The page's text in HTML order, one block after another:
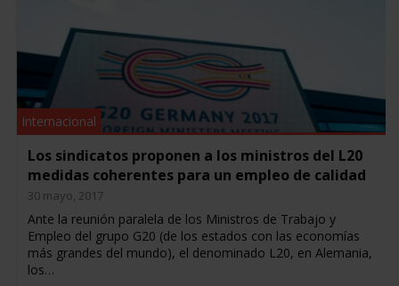
Internacional
Los sindicatos proponen a los ministros del L20
medidas coherentes para un empleo de calidad
30 mayo, 2017
Ante la reunión paralela de los Ministros de Trabajo y
Empleo del grupo G20 (de los estados con las economías
más grandes del mundo), el denominado L20, en Alemania,
los…